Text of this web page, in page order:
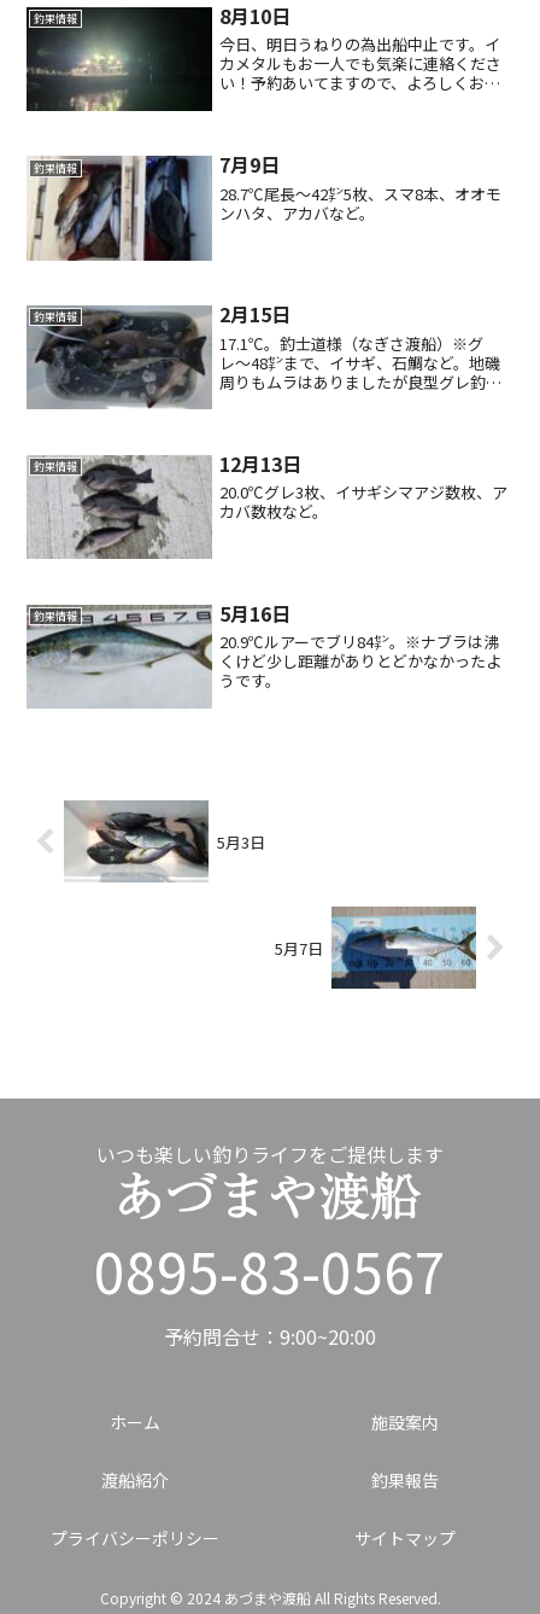
釣果情報 8月10日
今日、明日うねりの為出船中止です。イ
カメタルもお一人でも気楽に連絡くださ
い！予約あいてますので、よろしくお願
釣果情報 7月9日
28.7℃尾長〜42㌢5枚、スマ8本、オオモ
ンハタ、アカバなど。
釣果情報 2月15日
17.1℃。釣士道様（なぎさ渡船）※グ
レ〜48㌢まで、イサギ、石鯛など。地磯
周りもムラはありましたが良型グレ釣れ
釣果情報 12月13日
20.0℃グレ3枚、イサギシマアジ数枚、ア
カバ数枚など。
釣果情報 5月16日
20.9℃ルアーでブリ84㌢。※ナブラは沸
くけど少し距離がありとどかなかったよ
うです。
5月3日
5月7日
いつも楽しい釣りライフをご提供します
0895-83-0567
予約問合せ：9:00~20:00
ホーム 施設案内
渡船紹介 釣果報告
プライバシーポリシー サイトマップ
Copyright © 2024 あづまや渡船 All Rights Reserved.